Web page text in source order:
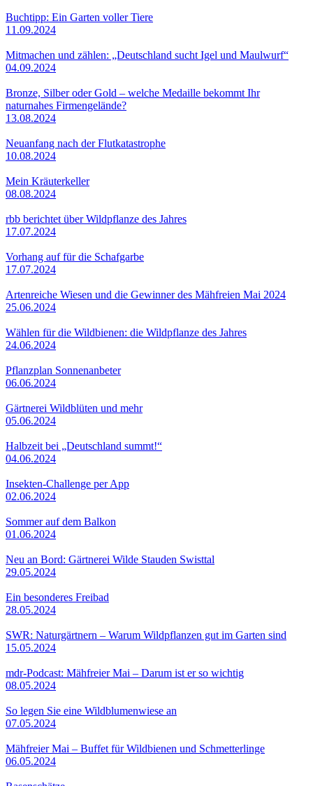
Buchtipp: Ein Garten voller Tiere
11.09.2024
Mitmachen und zählen: „Deutschland sucht Igel und Maulwurf“
04.09.2024
Bronze, Silber oder Gold – welche Medaille bekommt Ihr
naturnahes Firmengelände?
13.08.2024
Neuanfang nach der Flutkatastrophe
10.08.2024
Mein Kräuterkeller
08.08.2024
rbb berichtet über Wildpflanze des Jahres
17.07.2024
Vorhang auf für die Schafgarbe
17.07.2024
Artenreiche Wiesen und die Gewinner des Mähfreien Mai 2024
25.06.2024
Wählen für die Wildbienen: die Wildpflanze des Jahres
24.06.2024
Pflanzplan Sonnenanbeter
06.06.2024
Gärtnerei Wildblüten und mehr
05.06.2024
Halbzeit bei „Deutschland summt!“
04.06.2024
Insekten-Challenge per App
02.06.2024
Sommer auf dem Balkon
01.06.2024
Neu an Bord: Gärtnerei Wilde Stauden Swisttal
29.05.2024
Ein besonderes Freibad
28.05.2024
SWR: Naturgärtnern – Warum Wildpflanzen gut im Garten sind
15.05.2024
mdr-Podcast: Mähfreier Mai – Darum ist er so wichtig
08.05.2024
So legen Sie eine Wildblumenwiese an
07.05.2024
Mähfreier Mai – Buffet für Wildbienen und Schmetterlinge
06.05.2024